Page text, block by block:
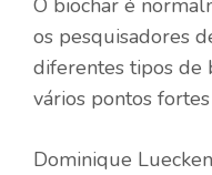
O biochar é
os pesquisadores
diferentes tipos de
vários pontos
Dominique